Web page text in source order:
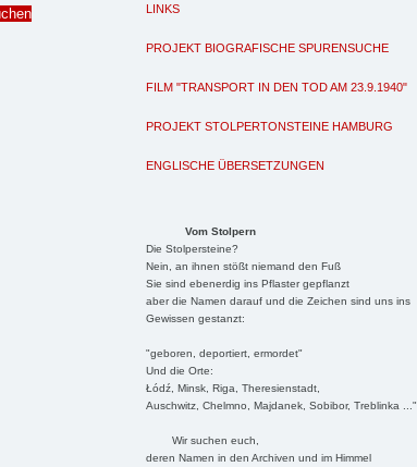
LINKS
PROJEKT BIOGRAFISCHE SPURENSUCHE
FILM "TRANSPORT IN DEN TOD AM 23.9.1940"
PROJEKT STOLPERTONSTEINE HAMBURG
ENGLISCHE ÜBERSETZUNGEN
Vom Stolpern
Die Stolpersteine?
Nein, an ihnen stößt niemand den Fuß
Sie sind ebenerdig ins Pflaster gepflanzt
aber die Namen darauf und die Zeichen sind uns ins
Gewissen gestanzt:
"geboren, deportiert, ermordet"
Und die Orte:
Łódź, Minsk, Riga, Theresienstadt,
Auschwitz, Chelmno, Majdanek, Sobibor, Treblinka ..."
Wir suchen euch,
deren Namen in den Archiven und im Himmel